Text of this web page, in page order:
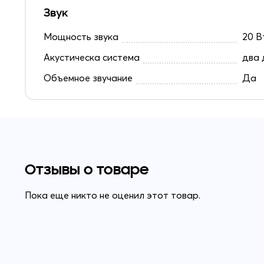
Звук
Мощность звука
20
Акустическа система
два
Объемное звучание
Да
Отзывы о товаре
Пока еще никто не оценил этот товар.